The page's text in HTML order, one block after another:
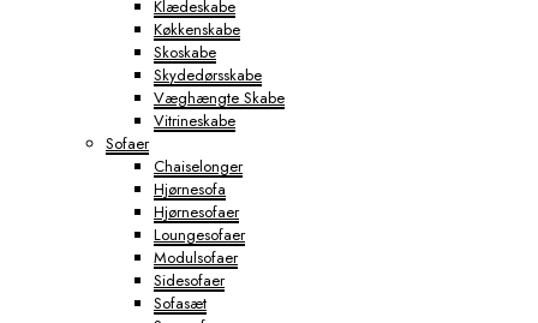
Klædeskabe
Køkkenskabe
Skoskabe
Skydedørsskabe
Væghængte Skabe
Vitrineskabe
Sofaer
Chaiselonger
Hjørnesofa
Hjørnesofaer
Loungesofaer
Modulsofaer
Sidesofaer
Sofasæt